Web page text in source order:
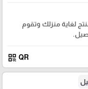
لغاية منزلك وتقوم
QR
qr_code